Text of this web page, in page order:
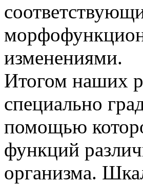
изменениями.
Итогом наших
специально
помощью
функций
организма.